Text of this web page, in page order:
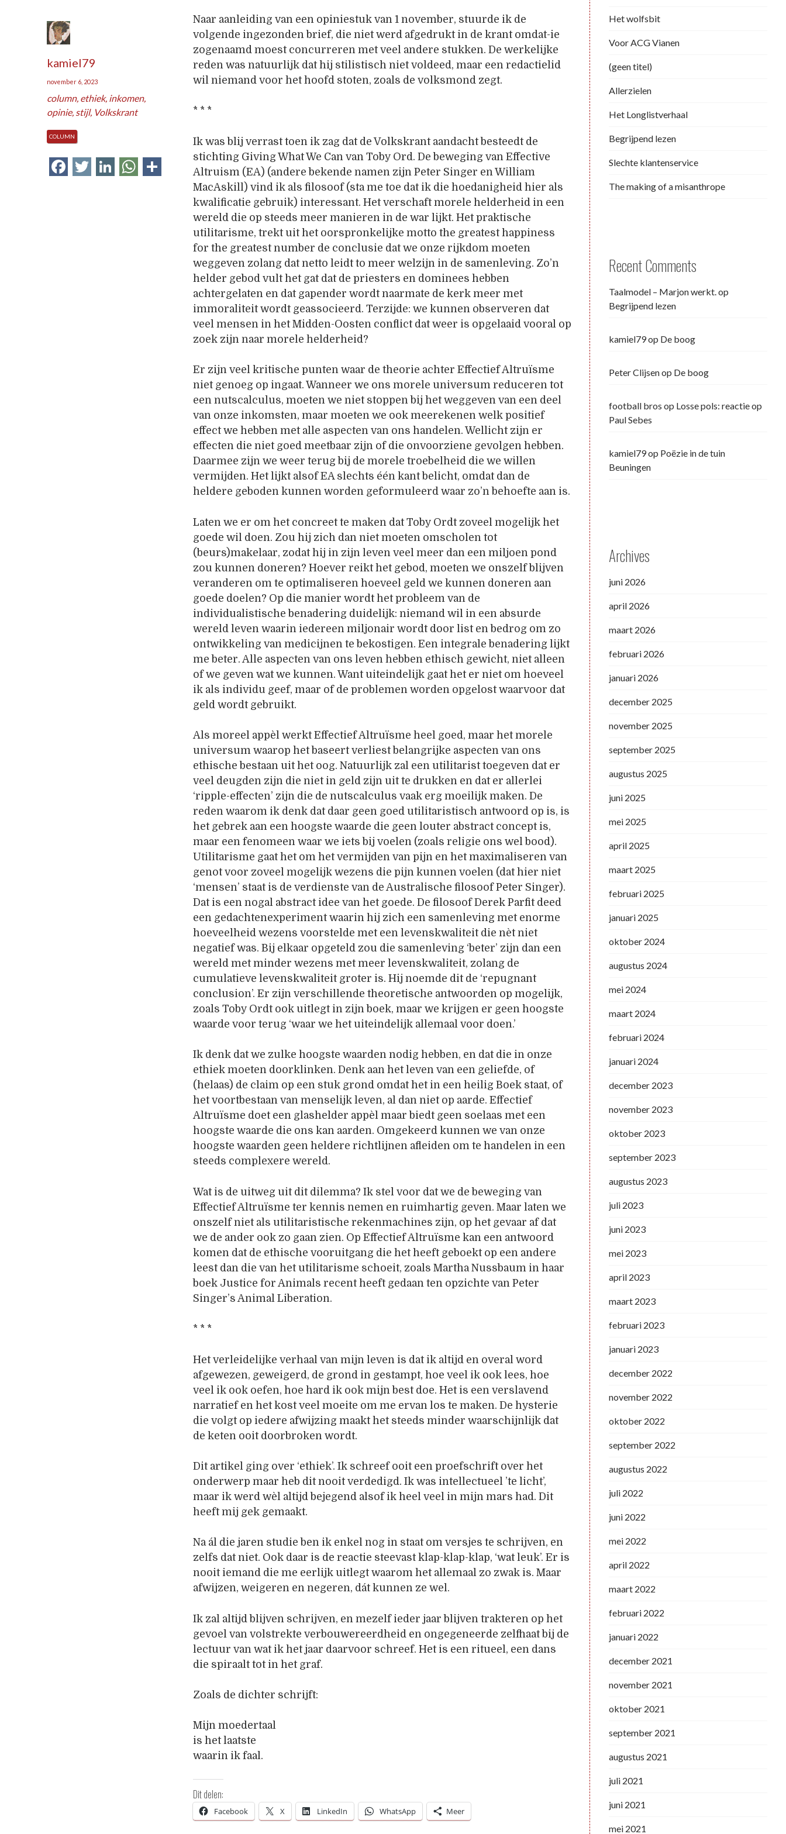
kamiel79
november 6, 2023
column, ethiek, inkomen,
opinie, stijl, Volkskrant
COLUMN
Facebook
Twitter
LinkedInWhatsApp
Delen
Naar aanleiding van een opiniestuk van 1 november, stuurde ik de
volgende ingezonden brief, die niet werd afgedrukt in de krant omdat-ie
zogenaamd moest concurreren met veel andere stukken. De werkelijke
reden was natuurlijk dat hij stilistisch niet voldeed, maar een redactielid
wil niemand voor het hoofd stoten, zoals de volksmond zegt.
* * *
Ik was blij verrast toen ik zag dat de Volkskrant aandacht besteedt de
stichting Giving What We Can van Toby Ord. De beweging van Effective
Altruism (EA) (andere bekende namen zijn Peter Singer en William
MacAskill) vind ik als filosoof (sta me toe dat ik die hoedanigheid hier als
kwalificatie gebruik) interessant. Het verschaft morele helderheid in een
wereld die op steeds meer manieren in de war lijkt. Het praktische
utilitarisme, trekt uit het oorspronkelijke motto the greatest happiness
for the greatest number de conclusie dat we onze rijkdom moeten
weggeven zolang dat netto leidt to meer welzijn in de samenleving. Zo’n
helder gebod vult het gat dat de priesters en dominees hebben
achtergelaten en dat gapender wordt naarmate de kerk meer met
immoraliteit wordt geassocieerd. Terzijde: we kunnen observeren dat
veel mensen in het Midden-Oosten conflict dat weer is opgelaaid vooral op
zoek zijn naar morele helderheid?
Er zijn veel kritische punten waar de theorie achter Effectief Altruïsme
niet genoeg op ingaat. Wanneer we ons morele universum reduceren tot
een nutscalculus, moeten we niet stoppen bij het weggeven van een deel
van onze inkomsten, maar moeten we ook meerekenen welk positief
effect we hebben met alle aspecten van ons handelen. Wellicht zijn er
effecten die niet goed meetbaar zijn of die onvoorziene gevolgen hebben.
Daarmee zijn we weer terug bij de morele troebelheid die we willen
vermijden. Het lijkt alsof EA slechts één kant belicht, omdat dan de
heldere geboden kunnen worden geformuleerd waar zo’n behoefte aan is.
Laten we er om het concreet te maken dat Toby Ordt zoveel mogelijk het
goede wil doen. Zou hij zich dan niet moeten omscholen tot
(beurs)makelaar, zodat hij in zijn leven veel meer dan een miljoen pond
zou kunnen doneren? Hoever reikt het gebod, moeten we onszelf blijven
veranderen om te optimaliseren hoeveel geld we kunnen doneren aan
goede doelen? Op die manier wordt het probleem van de
individualistische benadering duidelijk: niemand wil in een absurde
wereld leven waarin iedereen miljonair wordt door list en bedrog om zo
ontwikkeling van medicijnen te bekostigen. Een integrale benadering lijkt
me beter. Alle aspecten van ons leven hebben ethisch gewicht, niet alleen
of we geven wat we kunnen. Want uiteindelijk gaat het er niet om hoeveel
ik als individu geef, maar of de problemen worden opgelost waarvoor dat
geld wordt gebruikt.
Als moreel appèl werkt Effectief Altruïsme heel goed, maar het morele
universum waarop het baseert verliest belangrijke aspecten van ons
ethische bestaan uit het oog. Natuurlijk zal een utilitarist toegeven dat er
veel deugden zijn die niet in geld zijn uit te drukken en dat er allerlei
‘ripple-effecten’ zijn die de nutscalculus vaak erg moeilijk maken. De
reden waarom ik denk dat daar geen goed utilitaristisch antwoord op is, is
het gebrek aan een hoogste waarde die geen louter abstract concept is,
maar een fenomeen waar we iets bij voelen (zoals religie ons wel bood).
Utilitarisme gaat het om het vermijden van pijn en het maximaliseren van
genot voor zoveel mogelijk wezens die pijn kunnen voelen (dat hier niet
‘mensen’ staat is de verdienste van de Australische filosoof Peter Singer).
Dat is een nogal abstract idee van het goede. De filosoof Derek Parfit deed
een gedachtenexperiment waarin hij zich een samenleving met enorme
hoeveelheid wezens voorstelde met een levenskwaliteit die nèt niet
negatief was. Bij elkaar opgeteld zou die samenleving ‘beter’ zijn dan een
wereld met minder wezens met meer levenskwaliteit, zolang de
cumulatieve levenskwaliteit groter is. Hij noemde dit de ‘repugnant
conclusion’. Er zijn verschillende theoretische antwoorden op mogelijk,
zoals Toby Ordt ook uitlegt in zijn boek, maar we krijgen er geen hoogste
waarde voor terug ‘waar we het uiteindelijk allemaal voor doen.’
Ik denk dat we zulke hoogste waarden nodig hebben, en dat die in onze
ethiek moeten doorklinken. Denk aan het leven van een geliefde, of
(helaas) de claim op een stuk grond omdat het in een heilig Boek staat, of
het voortbestaan van menselijk leven, al dan niet op aarde. Effectief
Altruïsme doet een glashelder appèl maar biedt geen soelaas met een
hoogste waarde die ons kan aarden. Omgekeerd kunnen we van onze
hoogste waarden geen heldere richtlijnen afleiden om te handelen in een
steeds complexere wereld.
Wat is de uitweg uit dit dilemma? Ik stel voor dat we de beweging van
Effectief Altruïsme ter kennis nemen en ruimhartig geven. Maar laten we
onszelf niet als utilitaristische rekenmachines zijn, op het gevaar af dat
we de ander ook zo gaan zien. Op Effectief Altruïsme kan een antwoord
komen dat de ethische vooruitgang die het heeft geboekt op een andere
leest dan die van het utilitarisme schoeit, zoals Martha Nussbaum in haar
boek Justice for Animals recent heeft gedaan ten opzichte van Peter
Singer’s Animal Liberation.
* * *
Het verleidelijke verhaal van mijn leven is dat ik altijd en overal word
afgewezen, geweigerd, de grond in gestampt, hoe veel ik ook lees, hoe
veel ik ook oefen, hoe hard ik ook mijn best doe. Het is een verslavend
narratief en het kost veel moeite om me ervan los te maken. De hysterie
die volgt op iedere afwijzing maakt het steeds minder waarschijnlijk dat
de keten ooit doorbroken wordt.
Dit artikel ging over ‘ethiek’. Ik schreef ooit een proefschrift over het
onderwerp maar heb dit nooit verdedigd. Ik was intellectueel ’te licht’,
maar ik werd wèl altijd bejegend alsof ik heel veel in mijn mars had. Dit
heeft mij gek gemaakt.
Na ál die jaren studie ben ik enkel nog in staat om versjes te schrijven, en
zelfs dat niet. Ook daar is de reactie steevast klap-klap-klap, ‘wat leuk’. Er is
nooit iemand die me eerlijk uitlegt waarom het allemaal zo zwak is. Maar
afwijzen, weigeren en negeren, dát kunnen ze wel.
Ik zal altijd blijven schrijven, en mezelf ieder jaar blijven trakteren op het
gevoel van volstrekte verbouwereerdheid en ongegeneerde zelfhaat bij de
lectuur van wat ik het jaar daarvoor schreef. Het is een ritueel, een dans
die spiraalt tot in het graf.
Zoals de dichter schrijft:
Mijn moedertaal
is het laatste
waarin ik faal.
Dit delen:
Facebook X LinkedIn WhatsApp Meer
Het wolfsbit
Voor ACG Vianen
(geen titel)
Allerzielen
Het Longlistverhaal
Begrijpend lezen
Slechte klantenservice
The making of a misanthrope
Recent Comments
Taalmodel – Marjon werkt.op
Begrijpend lezen
kamiel79op De boog
Peter Clijsenop De boog
football bros op Losse pols: reactie op
Paul Sebes
kamiel79op Poëzie in de tuin
Beuningen
Archives
juni 2026
april 2026
maart 2026
februari 2026
januari 2026
december 2025
november 2025
september 2025
augustus 2025
juni 2025
mei 2025
april 2025
maart 2025
februari 2025
januari 2025
oktober 2024
augustus 2024
mei 2024
maart 2024
februari 2024
januari 2024
december 2023
november 2023
oktober 2023
september 2023
augustus 2023
juli 2023
juni 2023
mei 2023
april 2023
maart 2023
februari 2023
januari 2023
december 2022
november 2022
oktober 2022
september 2022
augustus 2022
juli 2022
juni 2022
mei 2022
april 2022
maart 2022
februari 2022
januari 2022
december 2021
november 2021
oktober 2021
september 2021
augustus 2021
juli 2021
juni 2021
mei 2021